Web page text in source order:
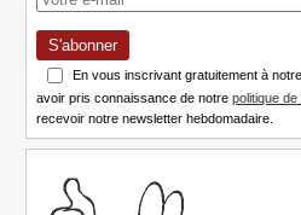
S'abonner
En vous inscrivant gratuitement à
avoir pris connaissance de notrepolitique
recevoir notre newsletter hebdomadaire.